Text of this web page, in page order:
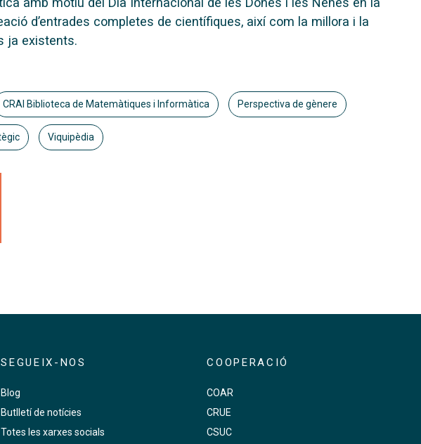
d’entrades completes de científiques, així com la millora i la
ja existents.
CRAI Biblioteca de Matemàtiques i Informàtica Perspectiva de gènere
Viquipèdia
SEGUEIX-NOS
Blog
Butlletí de notícies
Totes les xarxes socials
COOPERACIÓ
COAR
CRUE
CSUC